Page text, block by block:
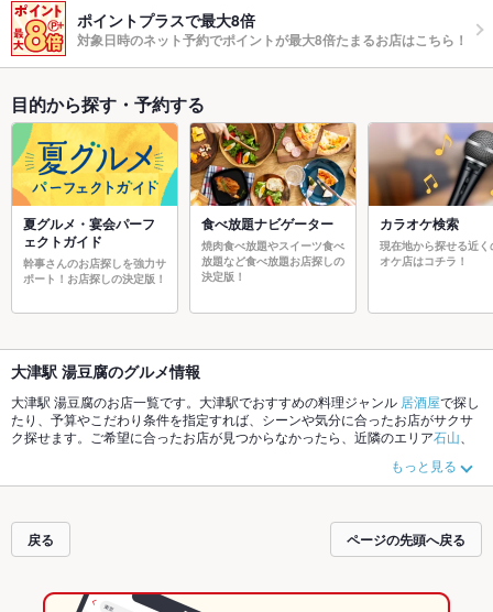
ポイントプラスで最大8倍
対象日時のネット予約でポイントが最大8倍たまるお店はこちら！
目的から探す・予約する
夏グルメ・宴会パーフ
ェクトガイド
幹事さんのお店探しを強力サ
ポート！お店探しの決定版！
食べ放題ナビゲーター
焼肉食べ放題やスイーツ食べ
放題など食べ放題お店探しの
決定版！
カラオケ検索
現在地から探せる近く
オケ店はコチラ！
大津駅 湯豆腐のグルメ情報
大津駅 湯豆腐のお店一覧です。大津駅でおすすめの料理ジャンル 居酒屋で探し
たり、予算やこだわり条件を指定すれば、シーンや気分に合ったお店がサクサ
ク探せます。ご希望に合ったお店が見つからなかったら、近隣のエリア石山
、手羽先や季節
のおすすめ料理など、お店の最新情報をご紹介しているので安心！24時間使え
も、会社の宴会にも、デートやパーティーにもお得に便利にホットペッパーグ
ルメをご利用ください。
もっと見る
戻る ページの先頭へ戻る